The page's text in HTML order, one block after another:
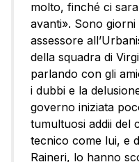
molto, finché ci
avanti». Sono
assessore
della squadra di
parlando con gli
i dubbi e la
governo iniziata
tumultuosi addii del
tecnico come lui, e
Raineri, lo hanno